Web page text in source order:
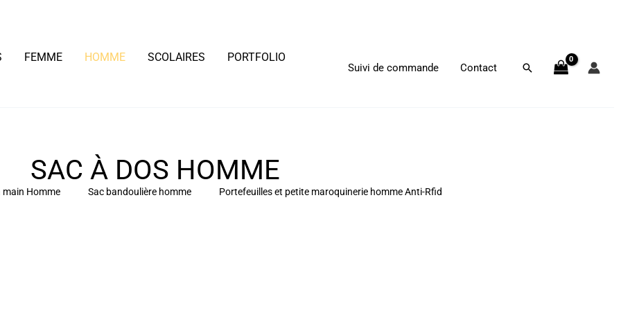
FEMME HOMME SCOLAIRES
PORTFOLIO
Suivi de commande Contact Rechercher
SAC À DOS HOMME
main Homme Sac bandoulière homme Portefeuilles et petite maroquinerie homme Anti-Rfid